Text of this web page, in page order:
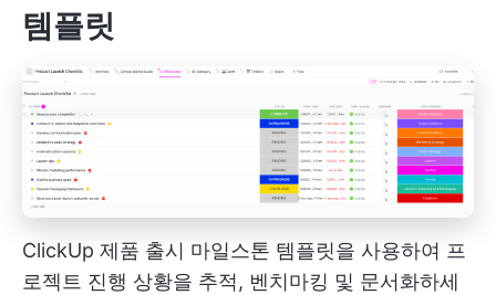
템플릿
ClickUp 제품 출시 마일스톤 템플릿을 사용하여 프
로젝트 진행 상황을 추적, 벤치마킹 및 문서화하세